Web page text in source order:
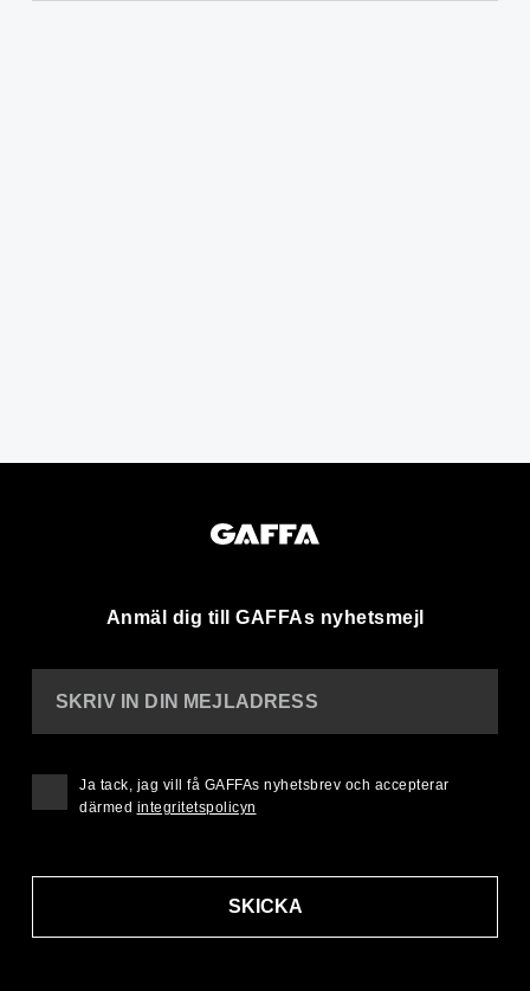
Anmäl dig till GAFFAs nyhetsmejl
SKRIV IN DIN MEJLADRESS
SKICKA
Ja tack, jag vill få GAFFAs nyhetsbrev och accepterar
därmed integritetspolicyn